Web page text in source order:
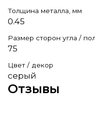
Толщина металла, мм
0.45
Размер сторон угла /
75
Цвет / декор
серый
Отзывы